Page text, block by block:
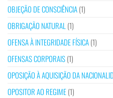
OBJEÇÃO DE CONSCIÊNCIA(1)
OBRIGAÇÃO NATURAL (1)
OFENSA À INTEGRIDADE FÍSICA(1)
OFENSAS CORPORAIS(1)
OPOSIÇÃO À AQUISIÇÃO DA
OPOSITOR AO REGIME(1)